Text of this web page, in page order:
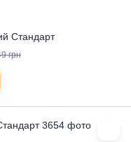
Стандарт
грн